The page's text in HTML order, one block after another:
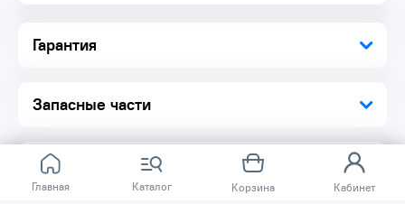
Главная Каталог Корзина Кабинет
Гарантия
Запасные части
Прочный корпус
Долгий срок службы